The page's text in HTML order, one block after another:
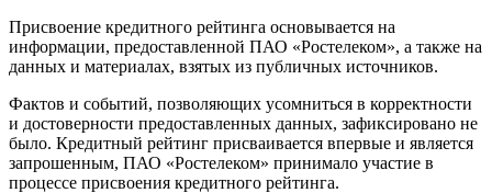
Присвоение кредитного рейтинга основывается на
информации, предоставленной ПАО «Ростелеком», а также на
данных и материалах, взятых из публичных источников.
Фактов и событий, позволяющих усомниться в корректности
и достоверности предоставленных данных, зафиксировано не
было. Кредитный рейтинг присваивается впервые и является
запрошенным, ПАО «Ростелеком» принимало участие в
процессе присвоения кредитного рейтинга.